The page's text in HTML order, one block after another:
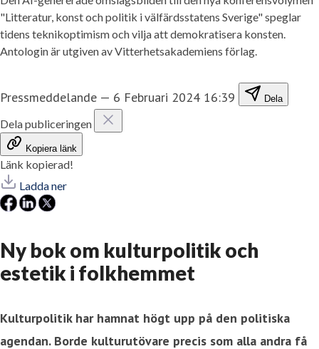
"Litteratur, konst och politik i välfärdsstatens Sverige" speglar
tidens teknikoptimism och vilja att demokratisera konsten.
Antologin är utgiven av Vitterhetsakademiens förlag.
Pressmeddelande — 6 Februari 2024 16:39 Dela
Dela publiceringen
Kopiera länk
Länk kopierad!
Ladda ner
Ny bok om kulturpolitik och
estetik i folkhemmet
Kulturpolitik har hamnat högt upp på den politiska
agendan. Borde kulturutövare precis som alla andra få